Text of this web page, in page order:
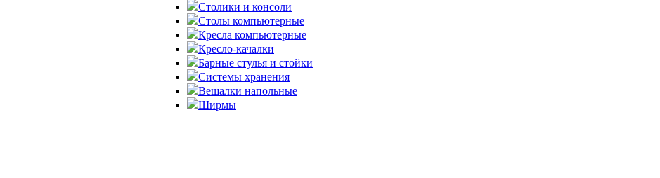
Столики и консоли
Столы компьютерные
Кресла компьютерные
Кресло-качалки
Барные стулья и стойки
Системы хранения
Вешалки напольные
Ширмы